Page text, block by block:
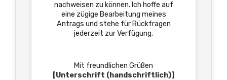
nachweisen zu können. Ich hoffe auf
eine zügige Bearbeitung meines
Antrags und stehe für Rückfragen
jederzeit zur Verfügung.
Mit freundlichen Grüßen
[Unterschrift (handschriftlich)]